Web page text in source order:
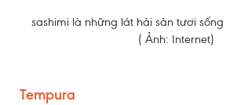
sashimi là những lát hải sản tươi
( Ảnh: Internet)
Tempura